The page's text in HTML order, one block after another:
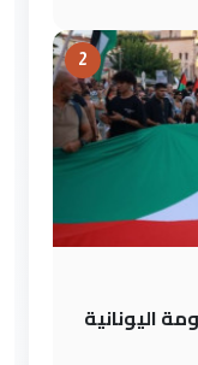
2
اليونانية